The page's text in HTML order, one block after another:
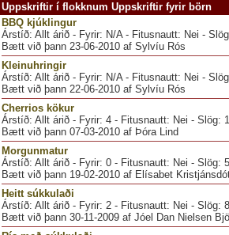
Uppskriftir í flokknum Uppskriftir fyrir börn
BBQ kjúklingur
Árstíð: Allt árið - Fyrir: N/A - Fitusnautt: Nei -
Bætt við þann 23-06-2010 af Sylvíu Rós
Kleinuhringir
Árstíð: Allt árið - Fyrir: N/A - Fitusnautt: Nei -
Bætt við þann 22-06-2010 af Sylvíu Rós
Cherrios kökur
Árstíð: Allt árið - Fyrir: 4 - Fitusnautt: Nei - Slög:
Bætt við þann 07-03-2010 af Þóra Lind
Morgunmatur
Árstíð: Allt árið - Fyrir: 0 - Fitusnautt: Nei - Slög:
Bætt við þann 19-02-2010 af Elísabet
Heitt súkkulaði
Árstíð: Allt árið - Fyrir: 2 - Fitusnautt: Nei - Slög:
Bætt við þann 30-11-2009 af Jóel Dan Nielsen